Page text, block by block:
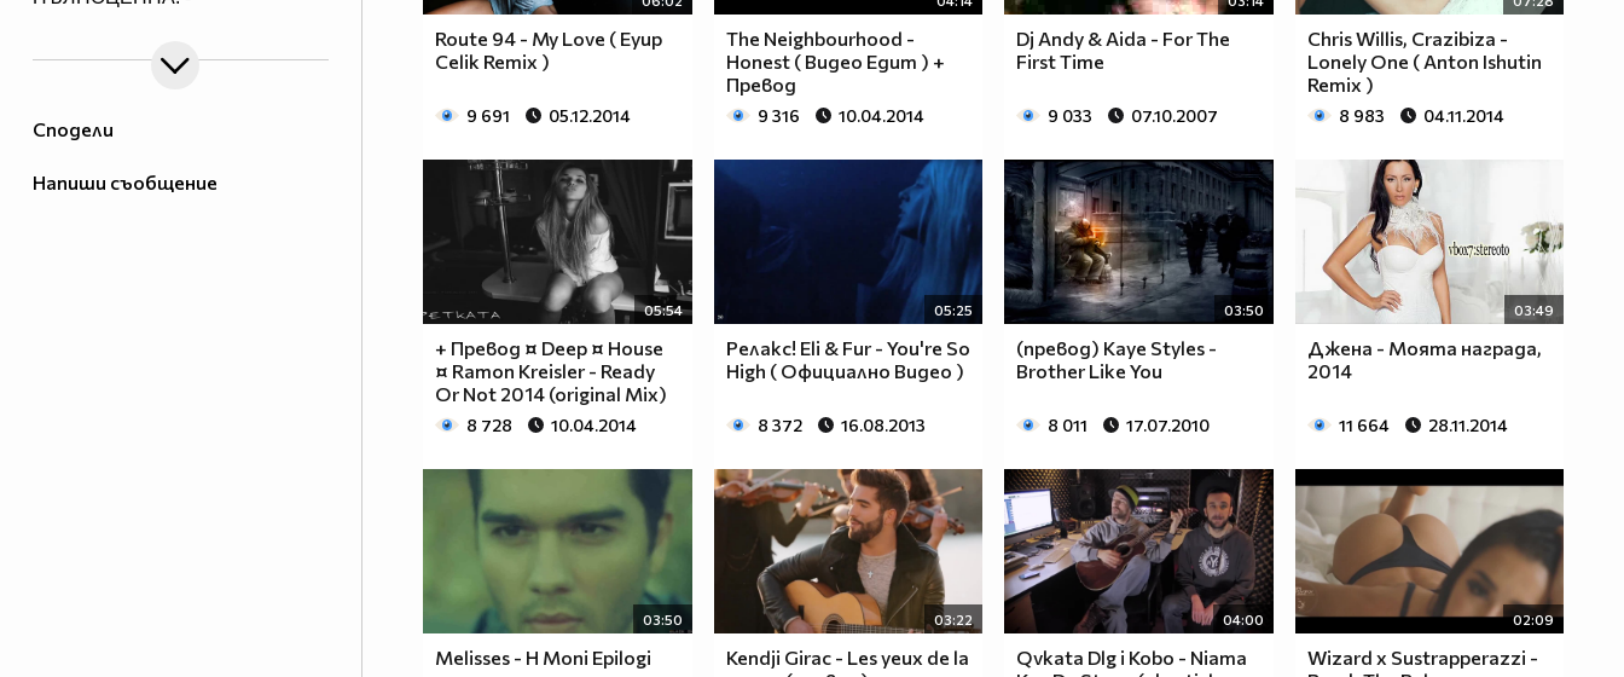
Сподели
Напиши съобщение
( ако желаеш да получиш нещо,
което ще слушаш с удоволствие
Route 94 - My Love ( Eyup
Celik Remix )
9 691 05.12.2014
The Neighbourhood -
Honest ( Видео Едит ) +
Превод
9 316 10.04.2014
Dj Andy & Aida - For The
First Time
9 033 07.10.2007
Chris Willis, Crazibiza -
Lonely One ( Аnton Ishutin
Remix )
8 983 04.11.2014
05:54
+ Превод ¤ Deep ¤ House
¤ Ramon Kreisler - Ready
Or Not 2014 (original Mix)
8 728 10.04.2014
05:25
Релакс! Eli & Fur - You're So
High ( Официално Видео )
8 372 16.08.2013
03:50
(превод) Kaye Styles -
Brother Like You
8 011 17.07.2010
03:49
Джена - Моята награда,
2014
11 664 28.11.2014
03:50
Melisses - H Moni Epilogi
03:22
Kendji Girac - Les yeux de la
04:00
Qvkata Dlg i Kobo - Niama
02:09
Wizard x Sustrapperazzi -